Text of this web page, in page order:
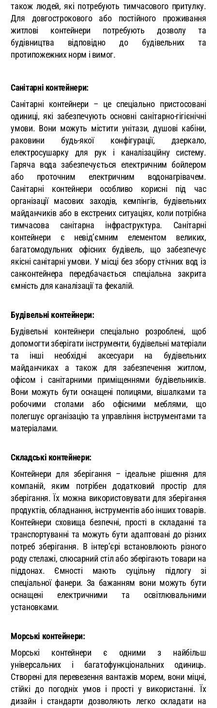
також людей, які потребують тимчасового притулку.
Для довгострокового або постійного проживання
житлові контейнери потребують дозволу та
будівництва відповідно до будівельних та
протипожежних норм і вимог.
Санітарні контейнери:
Санітарні контейнери – це спеціально пристосовані
одиниці, які забезпечують основні санітарно-гігієнічні
умови. Вони можуть містити унітази, душові кабіни,
раковини будь-якої конфігурації, дзеркало,
електросушарку для рук і каналізаційну систему.
Гаряча вода забезпечується електричним бойлером
або проточним електричним водонагрівачем.
Санітарні контейнери особливо корисні під час
організації масових заходів, кемпінгів, будівельних
майданчиків або в екстрених ситуаціях, коли потрібна
тимчасова санітарна інфраструктура. Санітарні
контейнери є невід’ємним елементом великих,
багатомодульних офісних будівель, що забезпечує
якісні санітарні умови. У місці без збору стічних вод із
санконтейнера передбачається спеціальна закрита
ємність для каналізації та фекалій.
Будівельні контейнери:
Будівельні контейнери спеціально розроблені, щоб
допомогти зберігати інструменти, будівельні матеріали
та інші необхідні аксесуари на будівельних
майданчиках а також для забезпечення житлом,
офісом і санітарними приміщеннями будівельників.
Вони можуть бути оснащені полицями, вішалками та
робочими столами або офісними меблями, що
полегшує організацію та управління інструментами та
матеріалами.
Складські контейнери:
Контейнери для зберігання – ідеальне рішення для
компаній, яким потрібен додатковий простір для
зберігання. Їх можна використовувати для зберігання
продуктів, обладнання, інструментів або інших товарів.
Контейнери сховища безпечні, прості в складанні та
транспортуванні та можуть бути адаптовані до різних
потреб зберігання. В інтер’єрі встановлюють різного
роду стелажі, слюсарний стіл або зберігають товари на
піддонах. Ємності мають суцільну підлогу зі
спеціальної фанери. За бажанням вони можуть бути
оснащені електричними та освітлювальними
установками.
Морські контейнери:
Морські контейнери є одними з найбільш
універсальних і багатофункціональних одиниць.
Створені для перевезення вантажів морем, вони міцні,
стійкі до погодніх умов і прості у використанні. Їх
дизайн і стандарти дозволяють легко складати на